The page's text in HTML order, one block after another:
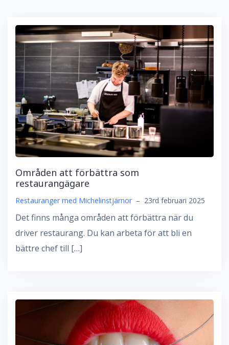
Områden att förbättra som
restaurangägare
Restauranger med Michelinstjärnor – 23rd februari 2025
Det finns många områden att förbättra när du
driver restaurang. Du kan arbeta för att bli en
bättre chef till […]